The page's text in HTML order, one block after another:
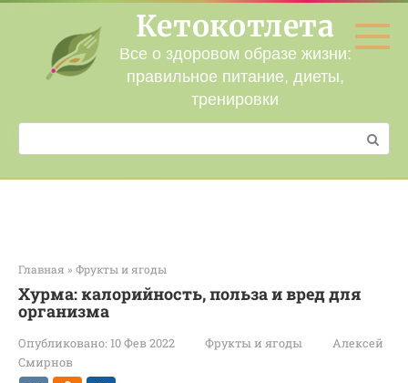
Перейти
контенту
Кетокотлета
Все о здоровом образе жизни:
правильное питание, диеты,
тренировки
Поиск:
Главная » Фрукты и ягоды
Хурма: калорийность, польза и вред для
организма
Опубликовано: 10 Фев 2022 Фрукты и ягоды
Алексей
Смирнов